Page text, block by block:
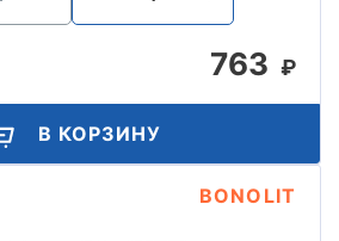
763 ₽
В КОРЗИНУ
BONOLIT